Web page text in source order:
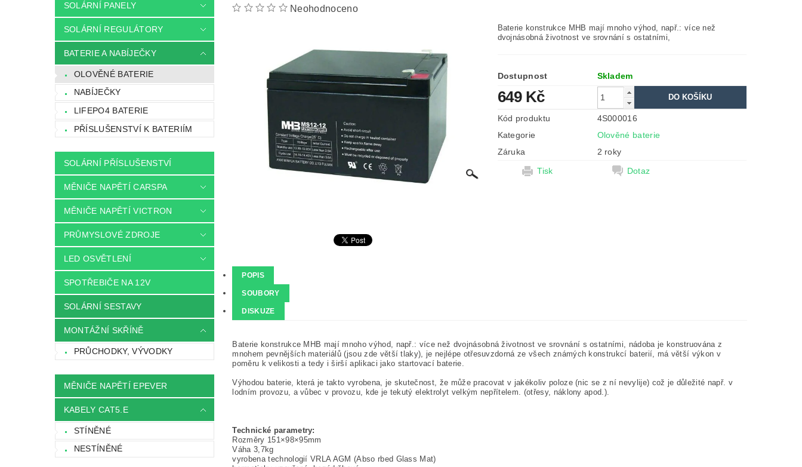
SOLÁRNÍ PANELY
SOLÁRNÍ REGULÁTORY
BATERIE A NABÍJEČKY
OLOVĚNÉ BATERIE
NABÍJEČKY
LIFEPO4 BATERIE
PŘÍSLUŠENSTVÍ K BATERIÍM
SOLÁRNÍ PŘÍSLUŠENSTVÍ
MĚNIČE NAPĚTÍ CARSPA
MĚNIČE NAPĚTÍ VICTRON
PRŮMYSLOVÉ ZDROJE
LED OSVĚTLENÍ
SPOTŘEBIČE NA 12V
SOLÁRNÍ SESTAVY
MONTÁŽNÍ SKŘÍNĚ
PRŮCHODKY, VÝVODKY
MĚNIČE NAPĚTÍ EPEVER
KABELY CAT5.E
STÍNĚNÉ
NESTÍNĚNÉ
Neohodnoceno
Baterie konstrukce MHB mají mnoho výhod, např.: více než
dvojnásobná životnost ve srovnání s ostatními,
Dostupnost Skladem
649 Kč
Kód produktu
4S000016
Kategorie
Olověné baterie
Záruka
2 roky
Tisk
Dotaz
POPIS
SOUBORY
DISKUZE
Baterie konstrukce MHB mají mnoho výhod, např.: více než dvojnásobná životnost ve srovnání s ostatními, nádoba je konstruována z
mnohem pevnějších materiálů (jsou zde větší tlaky), je nejlépe otřesuvzdorná ze všech známých konstrukcí baterií, má větší výkon v
poměru k velikosti a tedy i širší aplikaci jako startovací baterie.
Výhodou baterie, která je takto vyrobena, je skutečnost, že může pracovat v jakékoliv poloze (nic se z ní nevylije) což je důležité např. v
lodním provozu, a vůbec v provozu, kde je tekutý elektrolyt velkým nepřítelem. (otřesy, náklony apod.).
Technické parametry:
Rozměry 151×98×95mm
Váha 3,7kg
vyrobena technologií VRLA AGM (Abso rbed Glass Mat)